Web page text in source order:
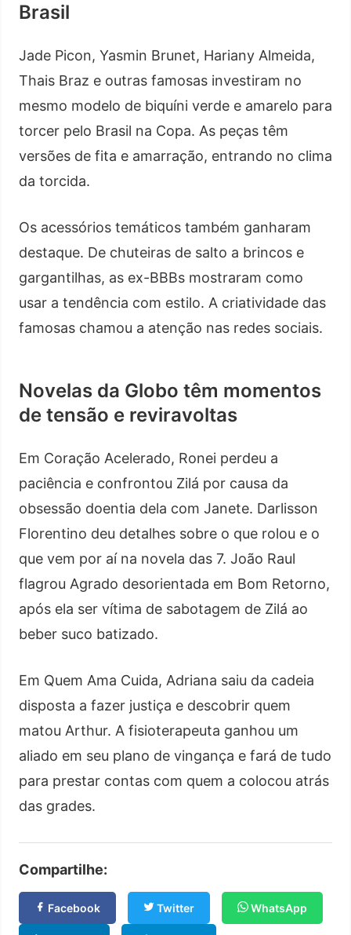
Brasil
Jade Picon, Yasmin Brunet, Hariany Almeida,
Thais Braz e outras famosas investiram no
mesmo modelo de biquíni verde e amarelo para
torcer pelo Brasil na Copa. As peças têm
versões de fita e amarração, entrando no clima
da torcida.
Os acessórios temáticos também ganharam
destaque. De chuteiras de salto a brincos e
gargantilhas, as ex-BBBs mostraram como
usar a tendência com estilo. A criatividade das
famosas chamou a atenção nas redes sociais.
Novelas da Globo têm momentos
de tensão e reviravoltas
Em Coração Acelerado, Ronei perdeu a
paciência e confrontou Zilá por causa da
obsessão doentia dela com Janete. Darlisson
Florentino deu detalhes sobre o que rolou e o
que vem por aí na novela das 7. João Raul
flagrou Agrado desorientada em Bom Retorno,
após ela ser vítima de sabotagem de Zilá ao
beber suco batizado.
Em Quem Ama Cuida, Adriana saiu da cadeia
disposta a fazer justiça e descobrir quem
matou Arthur. A fisioterapeuta ganhou um
aliado em seu plano de vingança e fará de tudo
para prestar contas com quem a colocou atrás
das grades.
Compartilhe:
Facebook Twitter WhatsApp